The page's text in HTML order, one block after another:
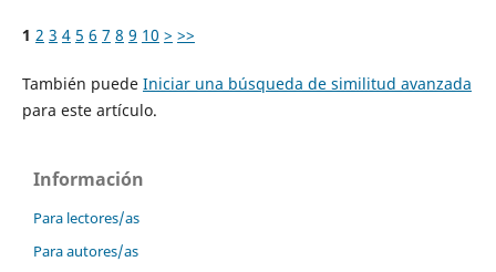
1 2 3 4 5 6 7 8 9 10 > >>
También puede Iniciar una búsqueda de similitud avanzada
para este artículo.
Información
Para lectores/as
Para autores/as